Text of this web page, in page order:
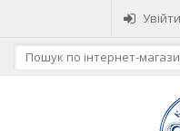
Увійти